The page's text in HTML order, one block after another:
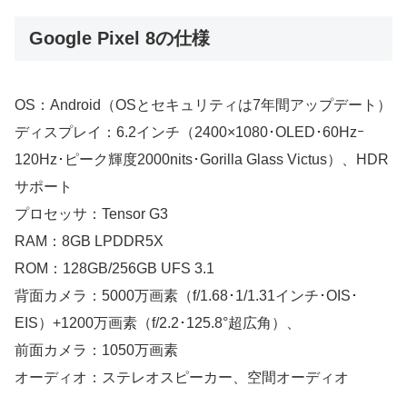
Google Pixel 8の仕様
OS：Android（OSとセキュリティは7年間アップデート）
ディスプレイ：6.2インチ（2400×1080･OLED･60Hzｰ
120Hz･ピーク輝度2000nits･Gorilla Glass Victus）、HDR
サポート
プロセッサ：Tensor G3
RAM：8GB LPDDR5X
ROM：128GB/256GB UFS 3.1
背面カメラ：5000万画素（f/1.68･1/1.31インチ･OIS･
EIS）+1200万画素（f/2.2･125.8°超広角）、
前面カメラ：1050万画素
オーディオ：ステレオスピーカー、空間オーディオ